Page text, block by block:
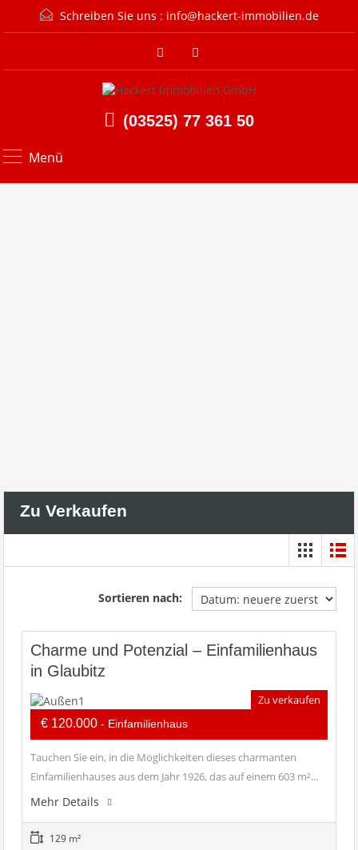
Schreiben Sie uns : info@hackert-immobilien.de
(03525) 77 361 50
Menü
Zu Verkaufen
Sortieren nach:
Charme und Potenzial – Einfamilienhaus
in Glaubitz
Zu verkaufen
€ 120.000 - Einfamilienhaus
Tauchen Sie ein, in die Möglichkeiten dieses charmanten
Einfamilienhauses aus dem Jahr 1926, das auf einem 603 m²...
Mehr Details
129 m²